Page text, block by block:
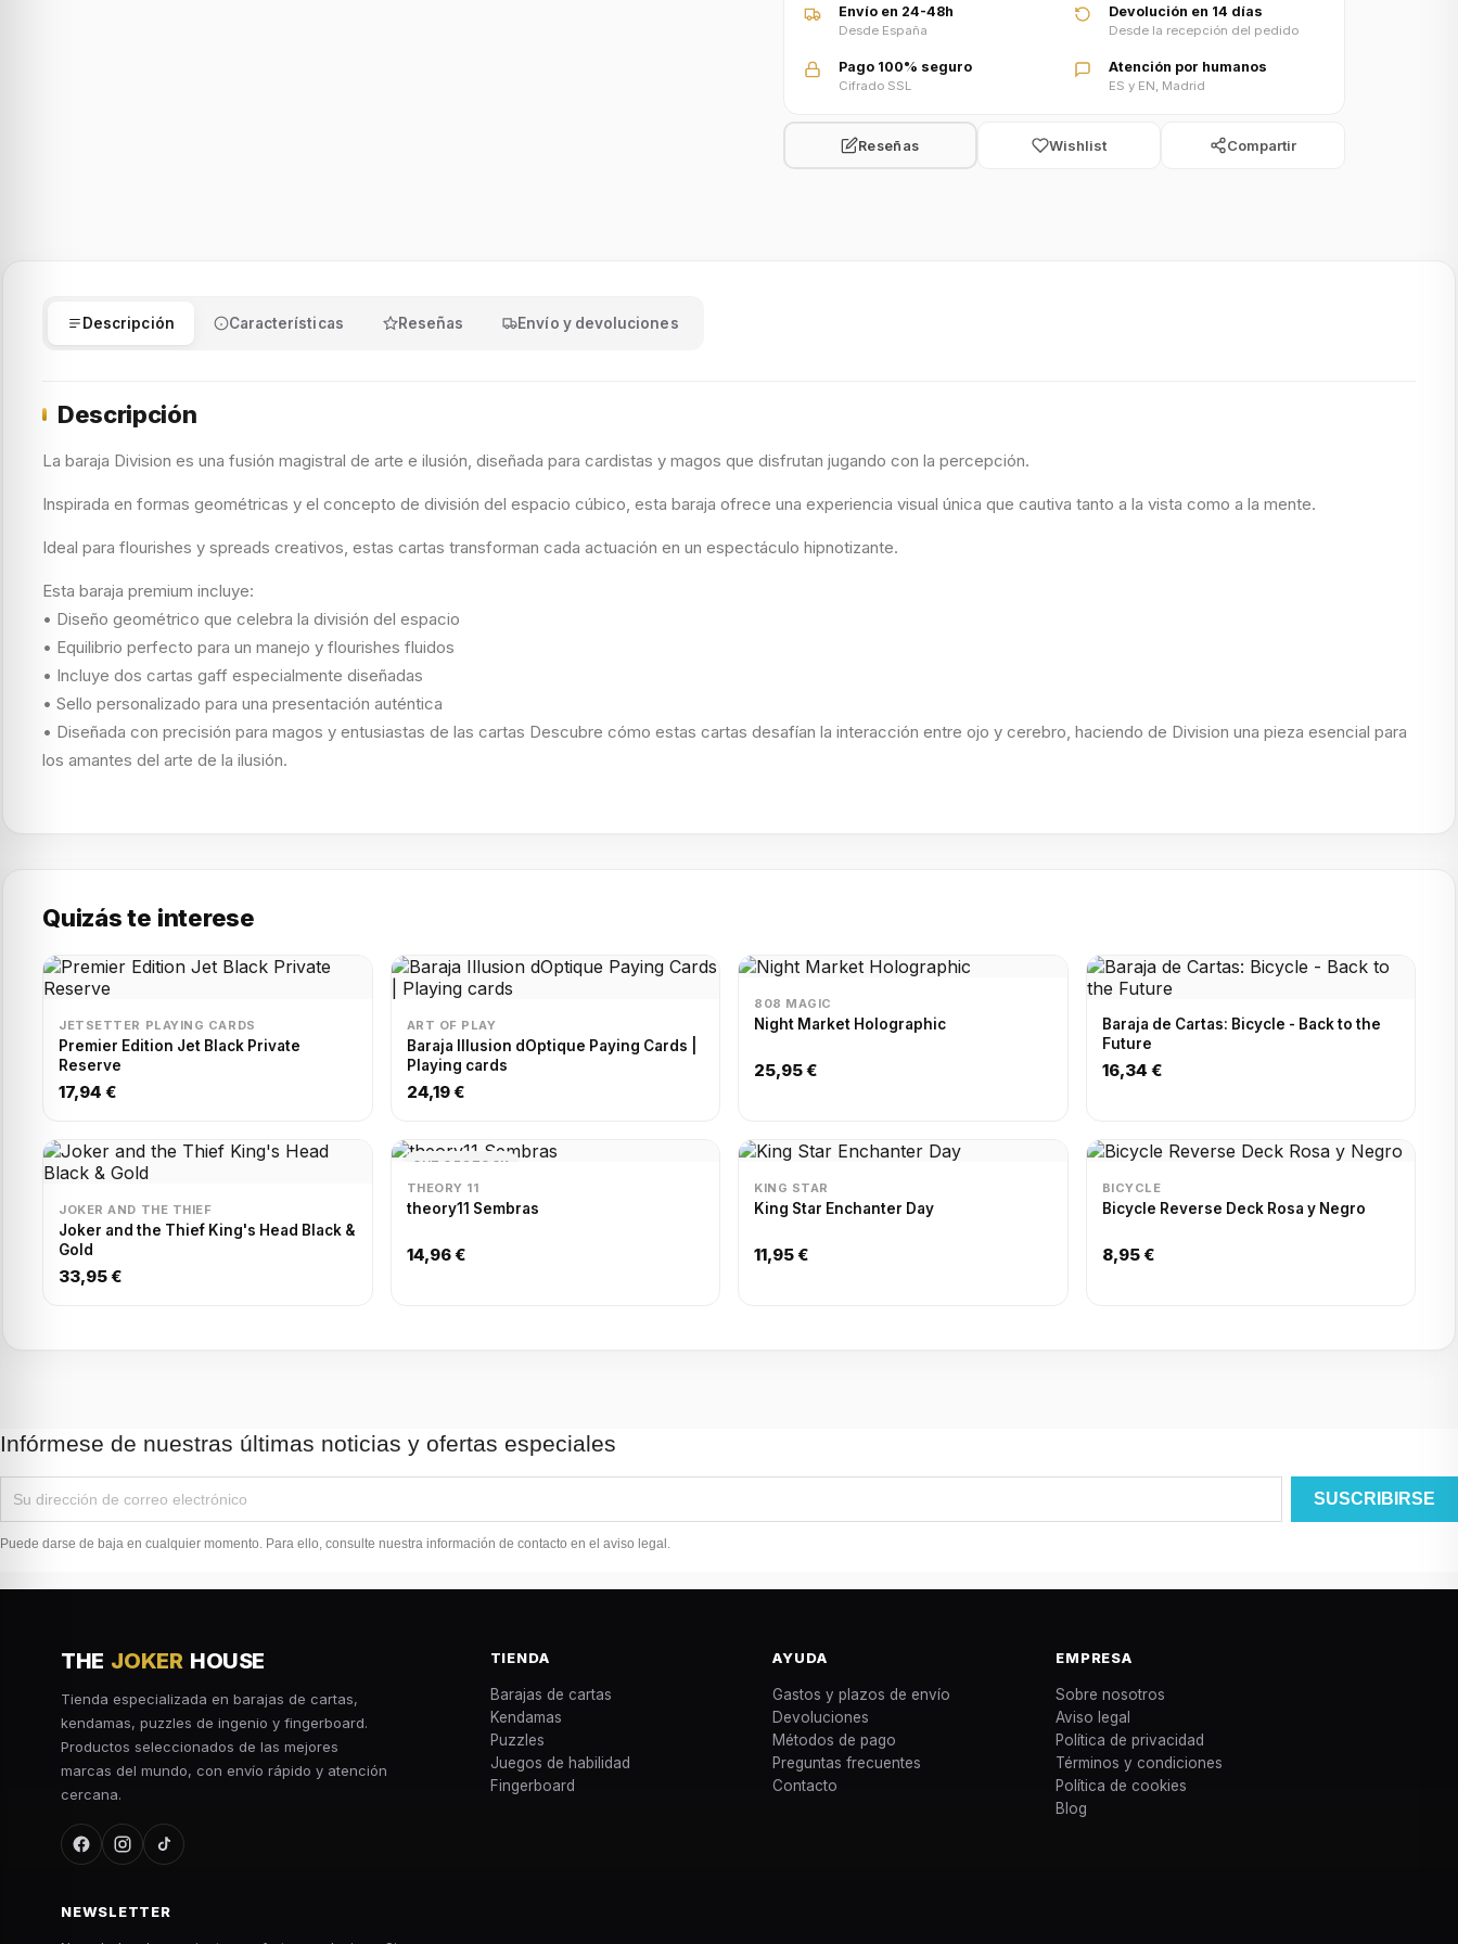
Envío en 24-48h
Desde España
Devolución en 14 días
Desde la recepción del pedido
Pago 100% seguro
Cifrado SSL
Atención por humanos
ES y EN, Madrid
Reseñas Wishlist Compartir
Descripción Características Reseñas Envío y devoluciones
Descripción
La baraja Division es una fusión magistral de arte e ilusión, diseñada para cardistas y magos que disfrutan jugando con la percepción.
Inspirada en formas geométricas y el concepto de división del espacio cúbico, esta baraja ofrece una experiencia visual única que cautiva tanto a la vista como a la mente.
Ideal para flourishes y spreads creativos, estas cartas transforman cada actuación en un espectáculo hipnotizante.
Esta baraja premium incluye:
• Diseño geométrico que celebra la división del espacio
• Equilibrio perfecto para un manejo y flourishes fluidos
• Incluye dos cartas gaff especialmente diseñadas
• Sello personalizado para una presentación auténtica
• Diseñada con precisión para magos y entusiastas de las cartas Descubre cómo estas cartas desafían la interacción entre ojo y cerebro, haciendo de Division una pieza esencial para
los amantes del arte de la ilusión.
Quizás te interese
JETSETTER PLAYING CARDS
Premier Edition Jet Black Private
Reserve
17,94 €
ART OF PLAY
Baraja Illusion dOptique Paying Cards |
Playing cards
24,19 €
808 MAGIC
Night Market Holographic
25,95 €
Baraja de Cartas: Bicycle - Back to the
Future
16,34 €
JOKER AND THE THIEF
Joker and the Thief King's Head Black &
Gold
33,95 €
OUT OF STOCK
THEORY 11
theory11 Sembras
14,96 €
KING STAR
King Star Enchanter Day
11,95 €
BICYCLE
Bicycle Reverse Deck Rosa y Negro
8,95 €
Infórmese de nuestras últimas noticias y ofertas especiales
Puede darse de baja en cualquier momento. Para ello, consulte nuestra información de contacto en el aviso legal.
THE JOKER HOUSE
Tienda especializada en barajas de cartas,
kendamas, puzzles de ingenio y fingerboard.
Productos seleccionados de las mejores
marcas del mundo, con envío rápido y atención
cercana.
TIENDA
Barajas de cartas
Kendamas
Puzzles
Juegos de habilidad
Fingerboard
AYUDA
Gastos y plazos de envío
Devoluciones
Métodos de pago
Preguntas frecuentes
Contacto
EMPRESA
Sobre nosotros
Aviso legal
Política de privacidad
Términos y condiciones
Política de cookies
Blog
NEWSLETTER